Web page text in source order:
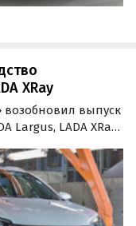
XRay
возобновил выпуск
Largus, LADA XRay,